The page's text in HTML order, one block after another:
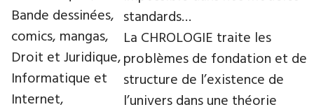
standards…
La CHROLOGIE traite les
problèmes de fondation et de
structure de l’existence de
l’univers dans une théorie
Bande dessinées,
comics, mangas,
Droit et Juridique,
Informatique et
Internet,